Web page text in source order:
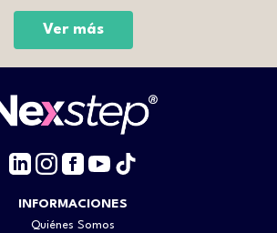
Ver más
INFORMACIONES
Quiénes Somos